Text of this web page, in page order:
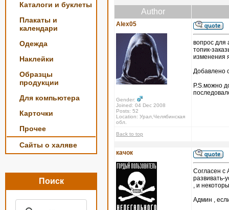
Каталоги и буклеты
Плакаты и
календари
Одежда
Наклейки
Образцы
продукции
Для компьютера
Карточки
Прочее
Сайты о халяве
Поиск
Author
Alex05
Gender:
Joined: 04 Dec 2008
Posts: 52
Location: Урал,Челябинская
обл.
вопрос для
топик-
изменения
Добавлено
P.S.можно
Back to top
качок
Согласен с
развивать-
, и
Админ ,